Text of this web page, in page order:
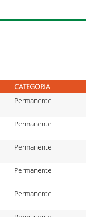
CATEGORIA
Permanente
Permanente
Permanente
Permanente
Permanente